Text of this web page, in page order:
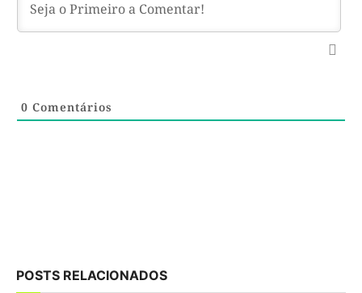
0 Comentários
POSTS RELACIONADOS